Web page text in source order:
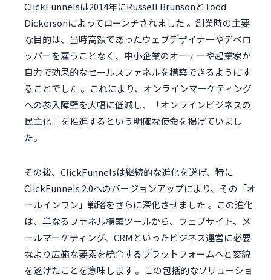
ClickFunnelsは2014年にRussell BrunsonとTodd
Dickersonによってローンチされました 。創業時の主要
な目的は、当時高額であったウェブデザイナーやデベロ
ッパーを雇うことなく、中小企業のオーナーや起業家が
自力で効果的なセールスファネルを構築できるようにす
ることでした 。これにより、オンラインマーケティング
への参入障壁を大幅に低減し、「オンラインビジネスの
民主化」を推進するという明確な使命を掲げていまし
た。
その後、ClickFunnelsは継続的な進化を遂げ、特に
ClickFunnels 2.0へのバージョンアップにより、その「オ
ールインワン」戦略をさらに深化させました 。この進化
は、単なるファネル構築ツールから、ウェブサイト、メ
ールマーケティング、CRMといったビジネス運営に必要
なより広範な要素を統合するプラットフォームへと変貌
を遂げたことを意味します 。この包括的なソリューショ